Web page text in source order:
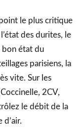
point le plus critique
des durites, le
état du
parisiens, la
vite. Sur les
2CV,
le débit de la